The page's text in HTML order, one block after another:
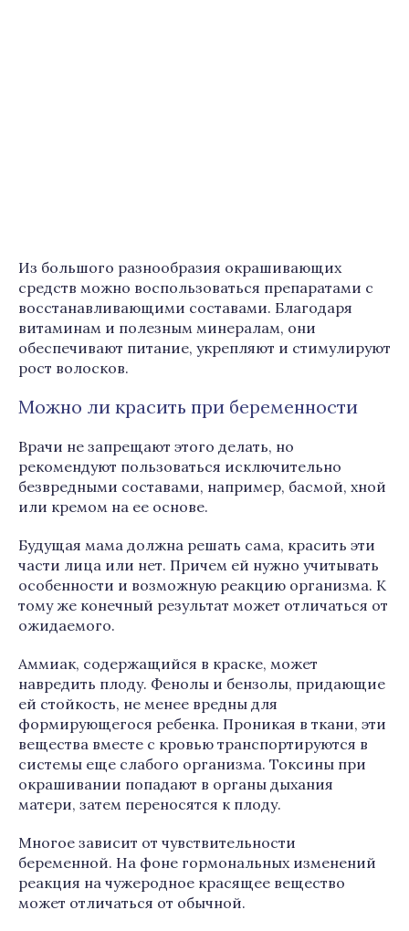
Из большого разнообразия окрашивающих
средств можно воспользоваться препаратами с
восстанавливающими составами. Благодаря
витаминам и полезным минералам, они
обеспечивают питание, укрепляют и стимулируют
рост волосков.
Можно ли красить при беременности
Врачи не запрещают этого делать, но
рекомендуют пользоваться исключительно
безвредными составами, например, басмой, хной
или кремом на ее основе.
Будущая мама должна решать сама, красить эти
части лица или нет. Причем ей нужно учитывать
особенности и возможную реакцию организма. К
тому же конечный результат может отличаться от
ожидаемого.
Аммиак, содержащийся в краске, может
навредить плоду. Фенолы и бензолы, придающие
ей стойкость, не менее вредны для
формирующегося ребенка. Проникая в ткани, эти
вещества вместе с кровью транспортируются в
системы еще слабого организма. Токсины при
окрашивании попадают в органы дыхания
матери, затем переносятся к плоду.
Многое зависит от чувствительности
беременной. На фоне гормональных изменений
реакция на чужеродное красящее вещество
может отличаться от обычной.